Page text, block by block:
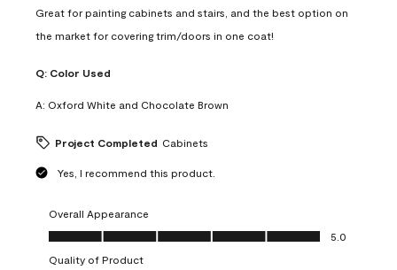
Great for painting cabinets and stairs, and the best option on
the market for covering trim/doors in one coat!
Q: Color Used
A: Oxford White and Chocolate Brown
Project Completed Cabinets
Yes, I recommend this product.
Overall Appearance
Overall Appearance, 5.0 out of 5
5.0
Quality of Product